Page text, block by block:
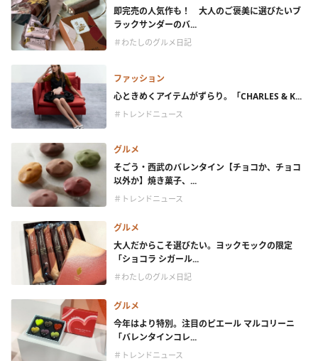
即完売の人気作も！ 大人のご褒美に選びたいブ
ラックサンダーのバ...
＃わたしのグルメ日記
ファッション
心ときめくアイテムがずらり。「CHARLES & K...
＃トレンドニュース
グルメ
そごう・西武のバレンタイン【チョコか、チョコ
以外か】焼き菓子、...
＃トレンドニュース
グルメ
大人だからこそ選びたい。ヨックモックの限定
「ショコラ シガール...
＃わたしのグルメ日記
グルメ
今年はより特別。注目のピエール マルコリーニ
「バレンタインコレ...
＃トレンドニュース